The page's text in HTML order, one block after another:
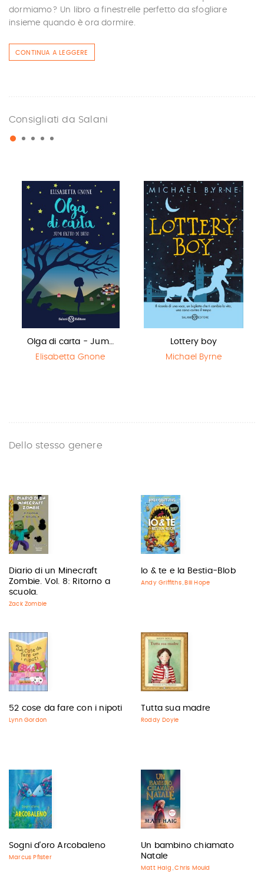
dormiamo? Un libro a finestrelle perfetto da sfogliare
insieme quando è ora dormire.
CONTINUA A LEGGERE
Consigliati da Salani
Olga di carta - Jum…
Elisabetta Gnone
Lottery boy
Michael Byrne
Dello stesso genere
Diario di un Minecraft
Zombie. Vol. 8: Ritorno a
scuola.
Zack Zombie
Io & te e la Bestia-Blob
Andy Griffiths, Bill Hope
52 cose da fare con i nipoti
Lynn Gordon
Tutta sua madre
Roddy Doyle
Sogni d'oro Arcobaleno
Marcus Pfister
Un bambino chiamato
Natale
Matt Haig ,Chris Mould